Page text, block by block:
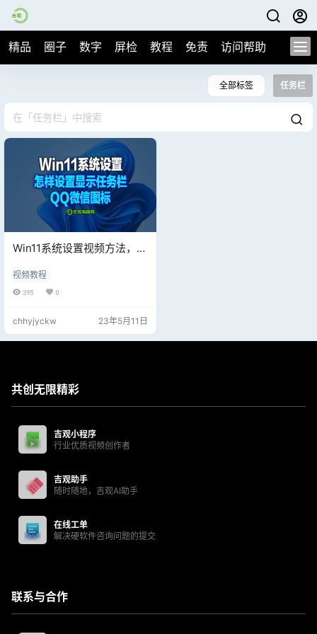
精品 圈子 数字 屏检 教程 免责 访问帮助
全部标签 任务栏
Win11系统设置视频方法，怎
和微信小图标？
视频教程
395 0
chhyjyckw 23年5月11日
共创无限精彩
吉观小程序
行业优质视频创作者
吉观助手
随时随地，吉观AI助手
在线工单
解决硬软件咨询问题的提交
联系与合作